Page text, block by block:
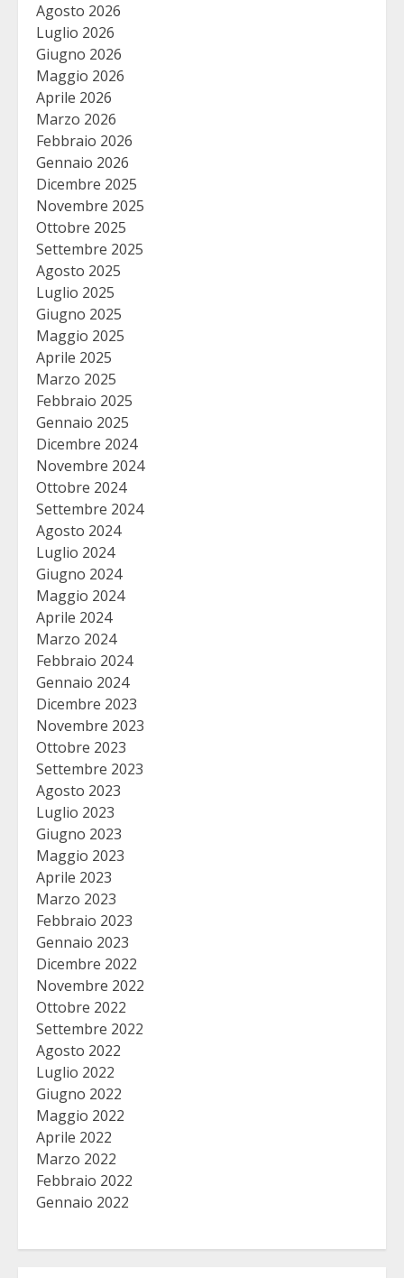
Agosto 2026
Luglio 2026
Giugno 2026
Maggio 2026
Aprile 2026
Marzo 2026
Febbraio 2026
Gennaio 2026
Dicembre 2025
Novembre 2025
Ottobre 2025
Settembre 2025
Agosto 2025
Luglio 2025
Giugno 2025
Maggio 2025
Aprile 2025
Marzo 2025
Febbraio 2025
Gennaio 2025
Dicembre 2024
Novembre 2024
Ottobre 2024
Settembre 2024
Agosto 2024
Luglio 2024
Giugno 2024
Maggio 2024
Aprile 2024
Marzo 2024
Febbraio 2024
Gennaio 2024
Dicembre 2023
Novembre 2023
Ottobre 2023
Settembre 2023
Agosto 2023
Luglio 2023
Giugno 2023
Maggio 2023
Aprile 2023
Marzo 2023
Febbraio 2023
Gennaio 2023
Dicembre 2022
Novembre 2022
Ottobre 2022
Settembre 2022
Agosto 2022
Luglio 2022
Giugno 2022
Maggio 2022
Aprile 2022
Marzo 2022
Febbraio 2022
Gennaio 2022